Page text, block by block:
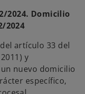
a
2024. Domicilio
2024
artículo 33 del
y
nuevo domicilio
específico,